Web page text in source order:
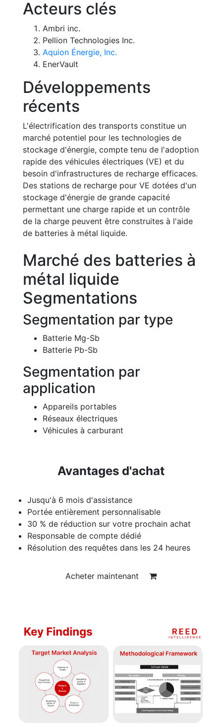
Acteurs clés
Ambri inc.
Pellion Technologies Inc.
Aquion Énergie, Inc.
EnerVault
Développements
récents
L'électrification des transports constitue un
marché potentiel pour les technologies de
stockage d'énergie, compte tenu de l'adoption
rapide des véhicules électriques (VE) et du
besoin d'infrastructures de recharge efficaces.
Des stations de recharge pour VE dotées d'un
stockage d'énergie de grande capacité
permettant une charge rapide et un contrôle
de la charge peuvent être construites à l'aide
de batteries à métal liquide.
Marché des batteries à
métal liquide
Segmentations
Segmentation par type
Batterie Mg-Sb
Batterie Pb-Sb
Segmentation par
application
Appareils portables
Réseaux électriques
Véhicules à carburant
Avantages d'achat
Jusqu'à 6 mois d'assistance
Portée entièrement personnalisable
30 % de réduction sur votre prochain achat
Responsable de compte dédié
Résolution des requêtes dans les 24 heures
Acheter maintenant